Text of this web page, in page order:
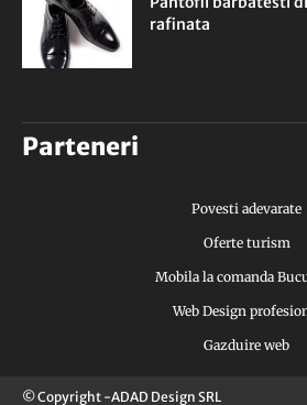
rafinata
Parteneri
Povesti adevarate
Oferte turism
Mobila la comanda
Web Design
Gazduire web
© Copyright -ADAD Design SRL